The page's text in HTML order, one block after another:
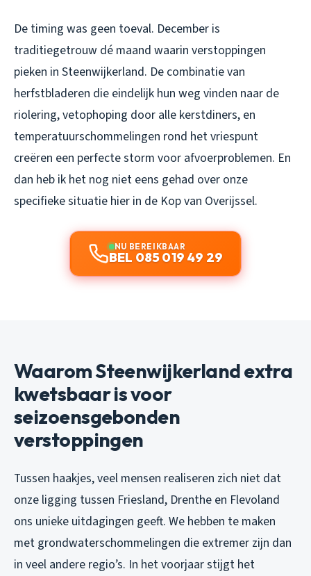
De timing was geen toeval. December is
traditiegetrouw dé maand waarin verstoppingen
pieken in Steenwijkerland. De combinatie van
herfstbladeren die eindelijk hun weg vinden naar de
riolering, vetophoping door alle kerstdiners, en
temperatuurschommelingen rond het vriespunt
creëren een perfecte storm voor afvoerproblemen. En
dan heb ik het nog niet eens gehad over onze
specifieke situatie hier in de Kop van Overijssel.
NU BEREIKBAAR
BEL 085 019 49 29
Waarom Steenwijkerland extra
kwetsbaar is voor
seizoensgebonden
verstoppingen
Tussen haakjes, veel mensen realiseren zich niet dat
onze ligging tussen Friesland, Drenthe en Flevoland
ons unieke uitdagingen geeft. We hebben te maken
met grondwaterschommelingen die extremer zijn dan
in veel andere regio’s. In het voorjaar stijgt het